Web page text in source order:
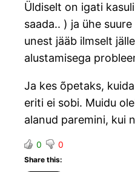
Üldiselt on igati
saada.. ) ja ühe
unest jääb ilmselt
alustamisega
Ja kes õpetaks,
eriti ei sobi. Muidu
alanud paremini, kui
0 0
Share this: